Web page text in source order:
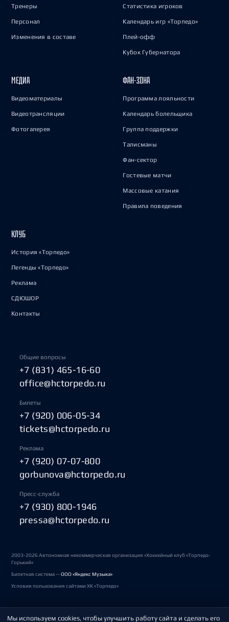
Тренеры
Персонал
Изменения в составе
Статистика игроков
Календарь игр «Торпедо»
Плей-офф
Кубок Губернатора
МЕДИА
Видеоматериалы
Видеотрансляции
Фотогалерея
ФАН-ЗОНА
Программа лояльности
Календарь болельщика
Группа поддержки
Талисманы
Фан-сектор
Гостевые матчи
Массовые катания
Правила поведения
КЛУБ
История «Торпедо»
Легенды «Торпедо»
Реклама
СДЮШОР
Контакты
Общие вопросы
+7 (831) 465-16-60
office@hctorpedo.ru
Билеты
+7 (920) 006-05-34
tickets@hctorpedo.ru
Реклама
+7 (920) 07-07-800
gorbunova@hctorpedo.ru
Пресс-служба
+7 (930) 800-1946
pressa@hctorpedo.ru
2003-2026 Автономная некоммерческая организация «Хоккейный клуб «Торпедо-
Горький»
Билетная система —ООО «Яндекс Музыка»
Условия пользования сайтами ХК «Торпедо»
Политика обработки персональных данных
Мы используем cookies, чтобы улучшить работу сайта и сделать его